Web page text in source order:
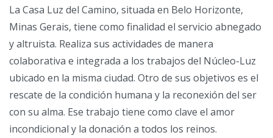
La Casa Luz del Camino, situada en Belo Horizonte,
Minas Gerais, tiene como finalidad el servicio abnegado
y altruista. Realiza sus actividades de manera
colaborativa e integrada a los trabajos del Núcleo-Luz
ubicado en la misma ciudad. Otro de sus objetivos es el
rescate de la condición humana y la reconexión del ser
con su alma. Ese trabajo tiene como clave el amor
incondicional y la donación a todos los reinos.